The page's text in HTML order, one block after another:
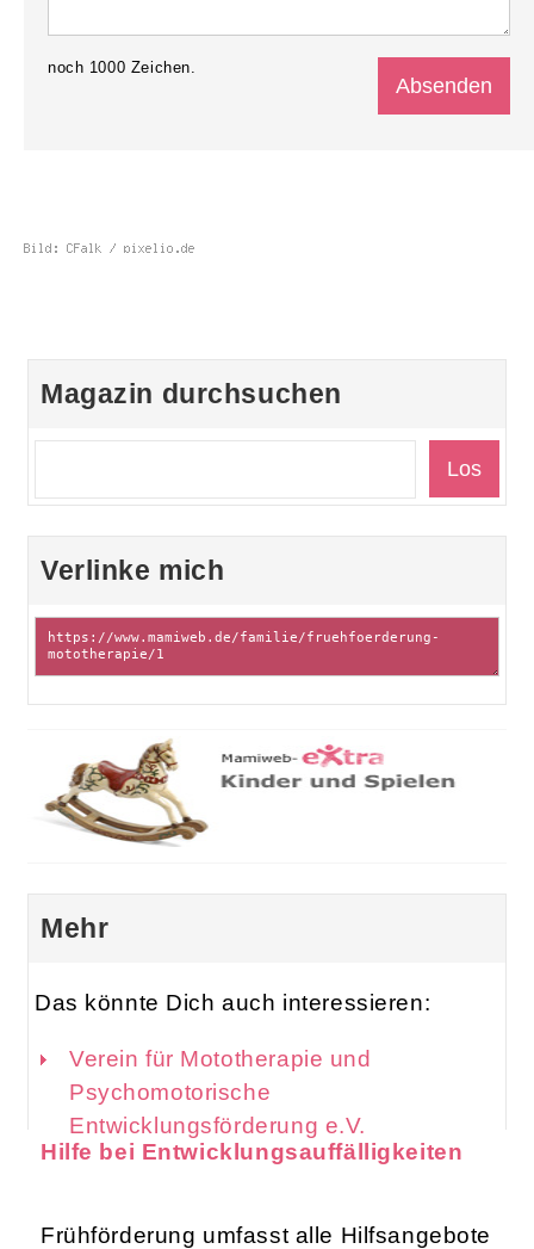
noch 1000 Zeichen.
Magazin durchsuchen
Verlinke mich
Mehr
Das könnte Dich auch interessieren:
Verein für Mototherapie und
Psychomotorische
Entwicklungsförderung e.V.
Hilfe bei Entwicklungsauffälligkeiten
Frühförderung umfasst alle Hilfsangebote